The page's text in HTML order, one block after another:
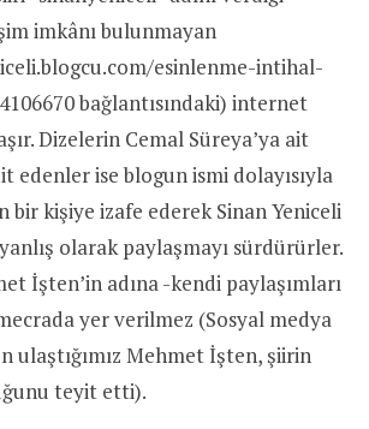
imkânı bulunmayan
esinlenme-intihal-
bağlantısındaki) internet
Dizelerin Cemal Süreya’ya ait
edenler ise blogun ismi dolayısıyla
bir kişiye izafe ederek Sinan Yeniceli
olarak paylaşmayı sürdürürler.
İşten’in adına -kendi paylaşımları
yer verilmez (Sosyal medya
ulaştığımız Mehmet İşten, şiirin
teyit etti).